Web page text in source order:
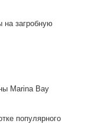
на загробную
Marina Bay
популярного